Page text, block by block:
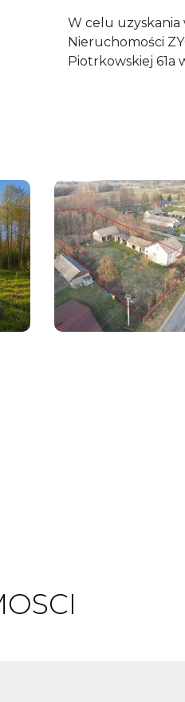
W celu uzyskania
Nieruchomości
Piotrkowskiej 61a